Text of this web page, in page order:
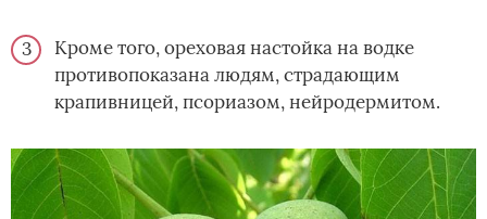
Кроме того, ореховая настойка на водке
противопоказана людям, страдающим
крапивницей, псориазом, нейродермитом.